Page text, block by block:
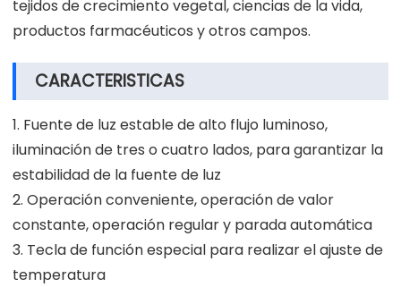
tejidos de crecimiento vegetal, ciencias de la vida,
productos farmacéuticos y otros campos.
CARACTERISTICAS
1. Fuente de luz estable de alto flujo luminoso,
iluminación de tres o cuatro lados, para garantizar la
estabilidad de la fuente de luz
2. Operación conveniente, operación de valor
constante, operación regular y parada automática
3. Tecla de función especial para realizar el ajuste de
temperatura